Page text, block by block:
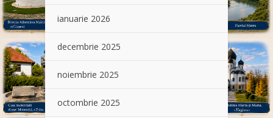
ianuarie 2026
decembrie 2025
noiembrie 2025
octombrie 2025